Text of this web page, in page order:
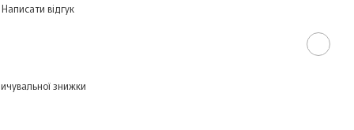
Написати відгук
знижки